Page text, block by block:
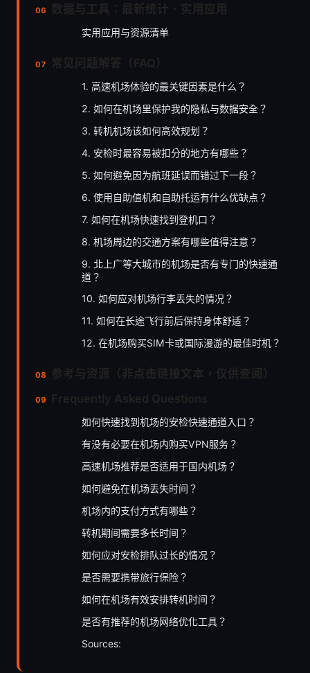
实用应用与资源清单
1. 高速机场体验的最关键因素是什么？
2. 如何在机场里保护我的隐私与数据安全？
3. 转机机场该如何高效规划？
4. 安检时最容易被扣分的地方有哪些？
5. 如何避免因为航班延误而错过下一段？
6. 使用自助值机和自助托运有什么优缺点？
7. 如何在机场快速找到登机口？
8. 机场周边的交通方案有哪些值得注意？
9. 北上广等大城市的机场是否有专门的快速通
道？
10. 如何应对机场行李丢失的情况？
11. 如何在长途飞行前后保持身体舒适？
12. 在机场购买SIM卡或国际漫游的最佳时机？
如何快速找到机场的安检快速通道入口？
有没有必要在机场内购买VPN服务？
高速机场推荐是否适用于国内机场？
如何避免在机场丢失时间？
机场内的支付方式有哪些？
转机期间需要多长时间？
如何应对安检排队过长的情况？
是否需要携带旅行保险？
如何在机场有效安排转机时间？
是否有推荐的机场网络优化工具？
Sources: